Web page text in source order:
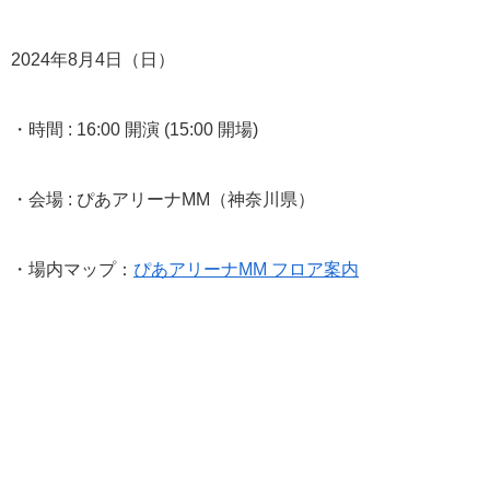
2024年8月4日（日）
・時間 : 16:00 開演 (15:00 開場)
・会場 : ぴあアリーナMM（神奈川県）
・場内マップ： ぴあアリーナMM フロア案内